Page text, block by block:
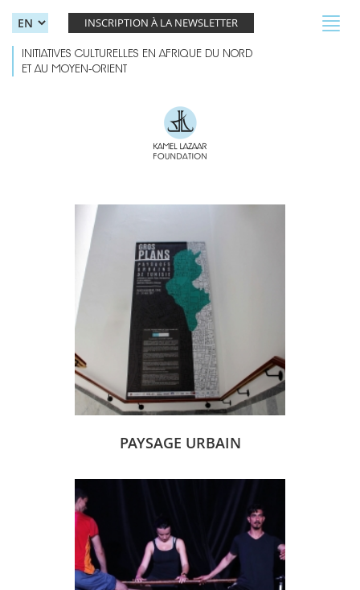
INSCRIPTION À LA NEWSLETTER
INITIATIVES CULTURELLES EN AFRIQUE DU NORD
ET AU MOYEN-ORIENT
PAYSAGE URBAIN